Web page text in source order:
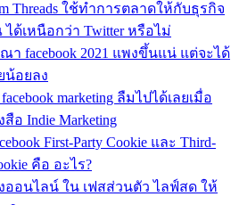
Threads ใช้ทำการตลาดให้กับธุรกิจ
ด้เหนือกว่า Twitter หรือไม่
า facebook 2021 แพงขึ้นแน่ แต่จะได้
น้อยลง
marketing ลืมไปได้เลยเมื่อ
สือ Indie Marketing
First-Party Cookie และ Third-
คือ อะไร?
ออนไลน์ ใน เฟสส่วนตัว ไลฟ์สด ให้